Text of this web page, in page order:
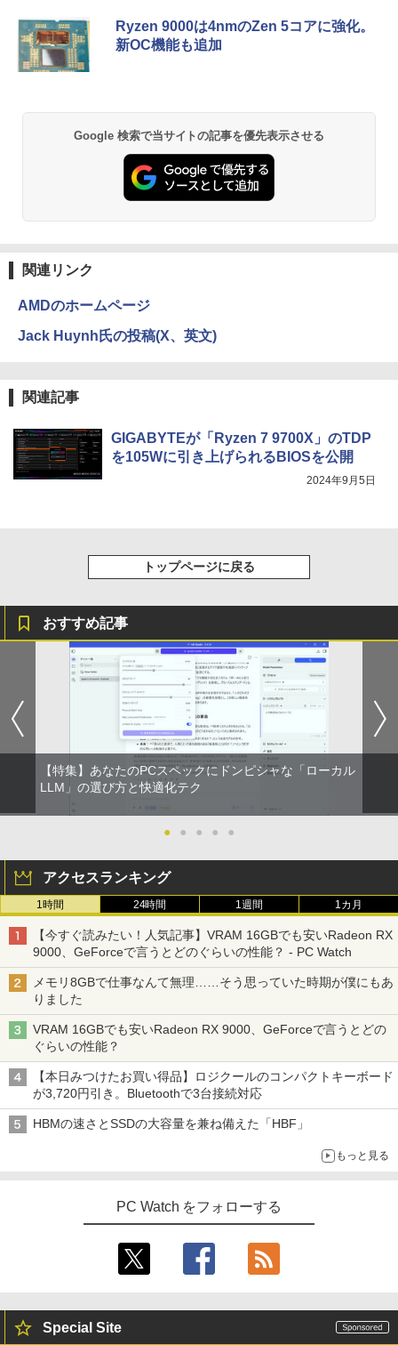
Ryzen 9000は4nmのZen 5コアに強化。
新OC機能も追加
Google 検索で当サイトの記事を優先表示させる
関連リンク
AMDのホームページ
Jack Huynh氏の投稿(X、英文)
関連記事
GIGABYTEが「Ryzen 7 9700X」のTDP
を105Wに引き上げられるBIOSを公開
2024年9月5日
トップページに戻る
おすすめ記事
【特集】あなたのPCスペックにドンピシャな「ローカル
LLM」の選び方と快適化テク
● ● ● ● ●
アクセスランキング
1時間 24時間 1週間 1カ月
【今すぐ読みたい！人気記事】VRAM 16GBでも安いRadeon RX
9000、GeForceで言うとどのぐらいの性能？ - PC Watch
メモリ8GBで仕事なんて無理……そう思っていた時期が僕にもあ
りました
VRAM 16GBでも安いRadeon RX 9000、GeForceで言うとどの
ぐらいの性能？
【本日みつけたお買い得品】ロジクールのコンパクトキーボード
が3,720円引き。Bluetoothで3台接続対応
HBMの速さとSSDの大容量を兼ね備えた「HBF」
もっと見る
PC Watch をフォローする
Special Site